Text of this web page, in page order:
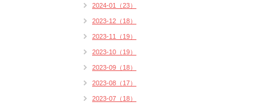
2024-01（23）
2023-12（18）
2023-11（19）
2023-10（19）
2023-09（18）
2023-08（17）
2023-07（18）